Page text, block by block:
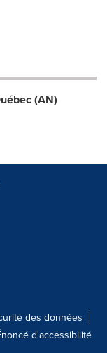
(AN)
des données
d'accessibilité